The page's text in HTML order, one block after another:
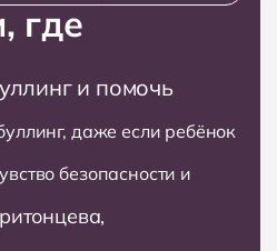
где
и помочь
даже если ребёнок
безопасности и
,